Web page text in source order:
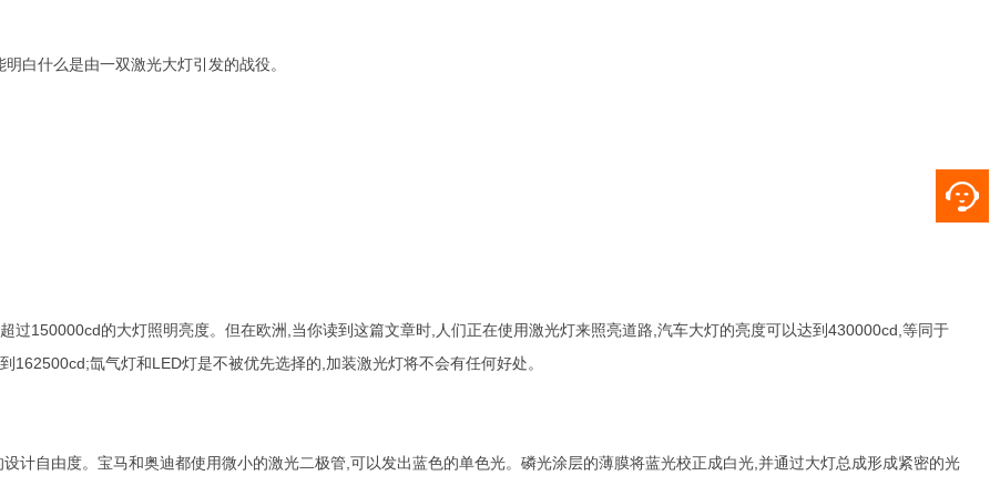
白什么是由一双激光大灯引发的战役。
过150000cd的大灯照明亮度。但在欧洲,当你读到这篇文章时,人们正在使用激光灯来照亮道路,汽车大灯的亮度可以达到430000cd,等同于
氙气灯和LED灯是不被优先选择的,加装激光灯将不会有任何好处。
计自由度。宝马和奥迪都使用微小的激光二极管,可以发出蓝色的单色光。磷光涂层的薄膜将蓝光校正成白光,并通过大灯总成形成紧密的光